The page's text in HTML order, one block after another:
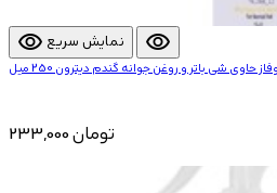
visibility نمایش سریع visibility
حاوی شی باتر و روغن جوانه گندم دیترون 250 میل
233,000 تومان